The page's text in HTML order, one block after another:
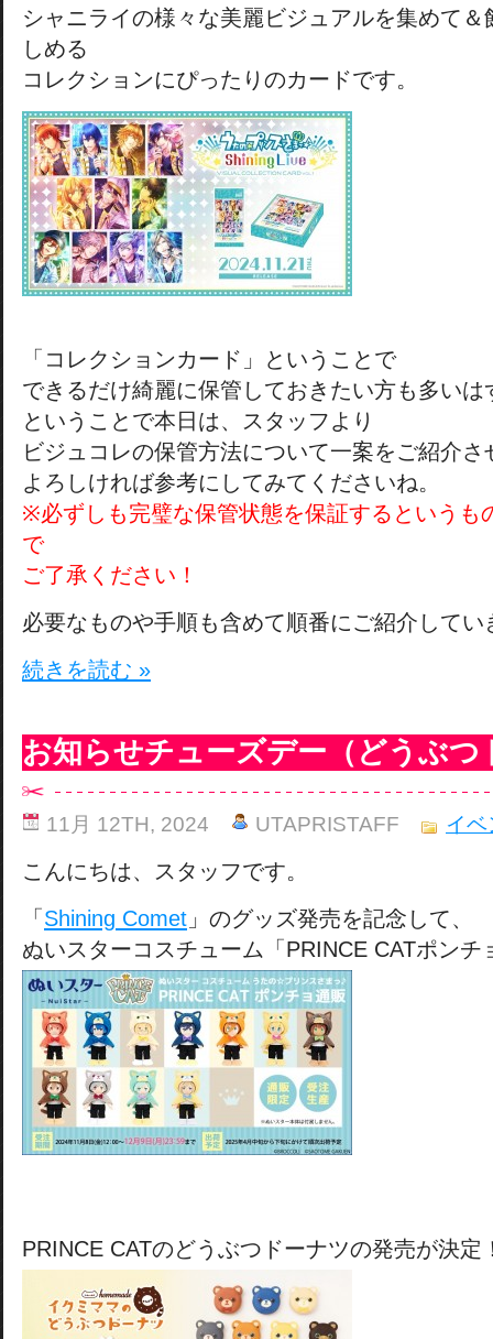
シャニライの様々な美麗ビジュアルを集めて
しめる
コレクションにぴったりのカードです。
「コレクションカード」ということで
できるだけ綺麗に保管しておきたい方も多い
ということで本日は、スタッフより
ビジュコレの保管方法について一案をご紹介
よろしければ参考にしてみてくださいね。
※必ずしも完璧な保管状態を保証するというも
で
ご了承ください！
必要なものや手順も含めて順番にご紹介してい
続きを読む »
お知らせチューズデー（どうぶつ
11月 12TH, 2024 UTAPRISTAFF イベ
こんにちは、スタッフです。
「 Shining Comet 」のグッズ発売を記念して、
ぬいスターコスチューム「PRINCE CATポンチ
PRINCE CATのどうぶつドーナツの発売が決定